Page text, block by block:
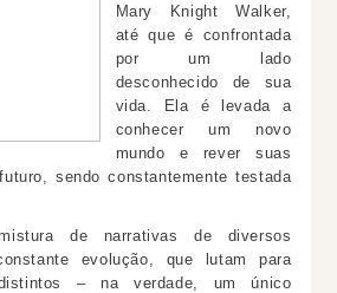
Mary Knight Walker,
até que é confrontada
por um lado
desconhecido de sua
vida. Ela é levada a
conhecer um novo
mundo e rever suas
sendo constantemente testada
de narrativas de diversos
evolução, que lutam para
– na verdade, um único